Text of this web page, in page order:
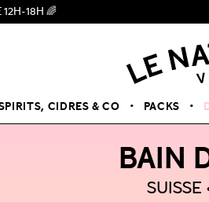
CIDRES & CO PACKS
BAIN
SUISSE